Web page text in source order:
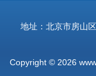
地址：北京市房山
Copyright © 2026